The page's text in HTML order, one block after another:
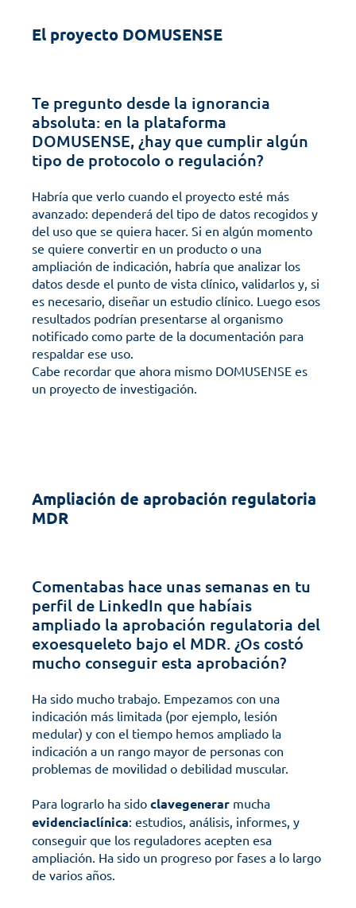
El proyecto DOMUSENSE
Te pregunto desde la ignorancia
absoluta: en la plataforma
DOMUSENSE, ¿hay que cumplir algún
tipo de protocolo o regulación?
Habría que verlo cuando el proyecto esté más
avanzado: dependerá del tipo de datos recogidos y
del uso que se quiera hacer. Si en algún momento
se quiere convertir en un producto o una
ampliación de indicación, habría que analizar los
datos desde el punto de vista clínico, validarlos y, si
es necesario, diseñar un estudio clínico. Luego esos
resultados podrían presentarse al organismo
notificado como parte de la documentación para
respaldar ese uso.
Cabe recordar que ahora mismo DOMUSENSE es
un proyecto de investigación.
Ampliación de aprobación regulatoria
MDR
Comentabas hace unas semanas en tu
perfil de LinkedIn que habíais
ampliado la aprobación regulatoria del
exoesqueleto bajo el MDR. ¿Os costó
mucho conseguir esta aprobación?
Ha sido mucho trabajo. Empezamos con una
indicación más limitada (por ejemplo, lesión
medular) y con el tiempo hemos ampliado la
indicación a un rango mayor de personas con
problemas de movilidad o debilidad muscular.
Para lograrlo ha sido clavegenerar
evidenciaclínica: estudios, análisis, informes, y
conseguir que los reguladores acepten esa
ampliación. Ha sido un progreso por fases a lo largo
de varios años.